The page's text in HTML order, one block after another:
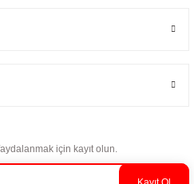
için kayıt olun.